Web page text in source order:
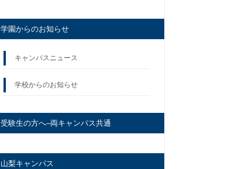
学園からのお知らせ
キャンパスニュース
学校からのお知らせ
受験生の方へ–両キャンパス共通
山梨キャンパス